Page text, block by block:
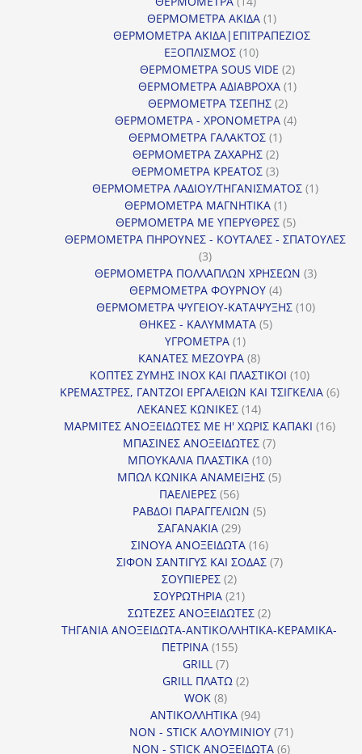
προϊόντα
ΘΕΡΜΟΜΕΤΡΑ ΑΚΙΔΑ 11
προϊόν
ΘΕΡΜΟΜΕΤΡΑ ΑΚΙΔΑ|ΕΠΙΤΡΑΠΕΖΙΟΣ
ΕΞΟΠΛΙΣΜΟΣ 1010
προϊόντα
ΘΕΡΜΟΜΕΤΡΑ SOUS VIDE 22
προϊόντα
ΘΕΡΜΟΜΕΤΡΑ ΑΔΙΑΒΡΟΧΑ 11
ΘΕΡΜΟΜΕΤΡΑ ΤΣΕΠΗΣ 22
προϊόντα
ΘΕΡΜΟΜΕΤΡΑ - ΧΡΟΝΟΜΕΤΡΑ 44
ΘΕΡΜΟΜΕΤΡΑ ΓΑΛΑΚΤΟΣ 11
προϊόν
ΘΕΡΜΟΜΕΤΡΑ ΖΑΧΑΡΗΣ 22
προϊόντα
ΘΕΡΜΟΜΕΤΡΑ ΚΡΕΑΤΟΣ 33
προϊόντα
ΘΕΡΜΟΜΕΤΡΑ ΛΑΔΙΟΥ/ΤΗΓΑΝΙΣΜΑΤΟΣ 11
ΘΕΡΜΟΜΕΤΡΑ ΜΑΓΝΗΤΙΚΑ 11
προϊόν
ΘΕΡΜΟΜΕΤΡΑ ΜΕ ΥΠΕΡΥΘΡΕΣ 55
προϊόντα
ΘΕΡΜΟΜΕΤΡΑ ΠΗΡΟΥΝΕΣ - ΚΟΥΤΑΛΕΣ - ΣΠΑΤΟΥΛΕΣ
33
προϊόντα
ΘΕΡΜΟΜΕΤΡΑ ΠΟΛΛΑΠΛΩΝ ΧΡΗΣΕΩΝ 33
ΘΕΡΜΟΜΕΤΡΑ ΦΟΥΡΝΟΥ 44
προϊόντα
ΘΕΡΜΟΜΕΤΡΑ ΨΥΓΕΙΟΥ-ΚΑΤΑΨΥΞΗΣ 1010
ΘΗΚΕΣ - ΚΑΛΥΜΜΑΤΑ 55
ΥΓΡΟΜΕΤΡΑ 11
προϊόν
ΚΑΝΑΤΕΣ ΜΕΖΟΥΡΑ 88
προϊόντα
ΚΟΠΤΕΣ ΖΥΜΗΣ INOX ΚΑΙ ΠΛΑΣΤΙΚΟΙ 1010
προϊόντα
ΚΡΕΜΑΣΤΡΕΣ, ΓΑΝΤΖΟΙ ΕΡΓΑΛΕΙΩΝ ΚΑΙ ΤΣΙΓΚΕΛΙΑ 66
ΛΕΚΑΝΕΣ ΚΩΝΙΚΕΣ 1414
προϊόντα
ΜΑΡΜΙΤΕΣ ΑΝΟΞΕΙΔΩΤΕΣ ΜΕ Η' ΧΩΡΙΣ ΚΑΠΑΚΙ 1616
ΜΠΑΣΙΝΕΣ ΑΝΟΞΕΙΔΩΤΕΣ 77
ΜΠΟΥΚΑΛΙΑ ΠΛΑΣΤΙΚΑ 1010
προϊόντα
ΜΠΩΛ ΚΩΝΙΚΑ ΑΝΑΜΕΙΞΗΣ 55
ΠΑΕΛΙΕΡΕΣ 5656
προϊόντα
ΡΑΒΔΟΙ ΠΑΡΑΓΓΕΛΙΩΝ 55
ΣΑΓΑΝΑΚΙΑ 2929
προϊόντα
ΣΙΝΟΥΑ ΑΝΟΞΕΙΔΩΤΑ 1616
προϊόντα
ΣΙΦΟΝ ΣΑΝΤΙΓΥΣ ΚΑΙ ΣΟΔΑΣ 77
ΣΟΥΠΙΕΡΕΣ 22
προϊόντα
ΣΟΥΡΩΤΗΡΙΑ 2121
προϊόντα
ΣΩΤΕΖΕΣ ΑΝΟΞΕΙΔΩΤΕΣ 22
προϊόντα
ΤΗΓΑΝΙΑ ΑΝΟΞΕΙΔΩΤΑ-ΑΝΤΙΚΟΛΛΗΤΙΚΑ-ΚΕΡΑΜΙΚΑ-
ΠΕΤΡΙΝΑ 155155
GRILL 77
προϊόντα
GRILL ΠΛΑΤΩ 22
WOK 88
προϊόντα
ΑΝΤΙΚΟΛΛΗΤΙΚΑ 9494
προϊόντα
NON - STICK ΑΛΟΥΜΙΝΙΟΥ 7171
προϊόντα
NON - STICK ΑΝΟΞΕΙΔΩΤΑ 66